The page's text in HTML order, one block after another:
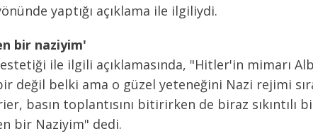
yaptığı açıklama ile ilgiliydi.
bir naziyim'
ile ilgili açıklamasında, "Hitler'in mimarı
değil belki ama o güzel yeteneğini Nazi rejimi
basın toplantısını bitirirken de biraz
bir Naziyim" dedi.